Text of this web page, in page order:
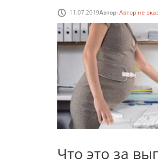
11.07.2019Автор:Автор не
Что это за